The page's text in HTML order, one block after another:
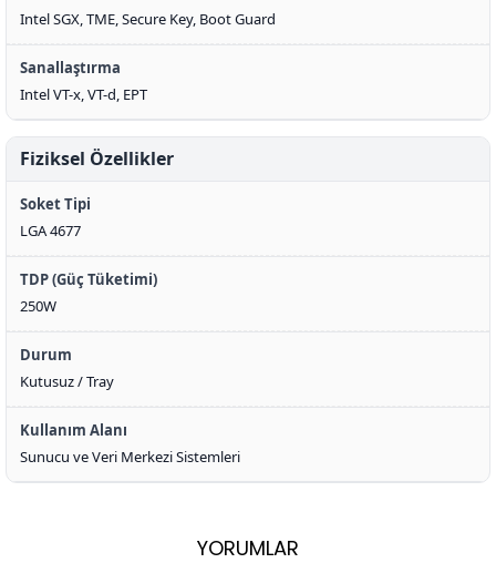
Intel SGX, TME, Secure Key, Boot Guard
Sanallaştırma
Intel VT-x, VT-d, EPT
Fiziksel Özellikler
Soket Tipi
LGA 4677
TDP (Güç Tüketimi)
250W
Durum
Kutusuz / Tray
Kullanım Alanı
Sunucu ve Veri Merkezi Sistemleri
YORUMLAR